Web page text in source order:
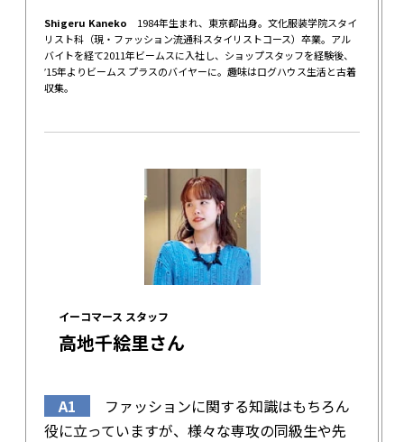
Shigeru Kaneko 1984年生まれ、東京都出身。文化服装学院スタイ
リスト科（現・ファッション流通科スタイリストコース）卒業。アル
バイトを経て2011年ビームスに入社し、ショップスタッフを経験後、
ʼ15年よりビームス プラスのバイヤーに。趣味はログハウス生活と古着
収集。
イーコマース スタッフ
高地千絵里さん
A1
ファッションに関する知識はもちろん
役に立っていますが、様々な専攻の同級生や先